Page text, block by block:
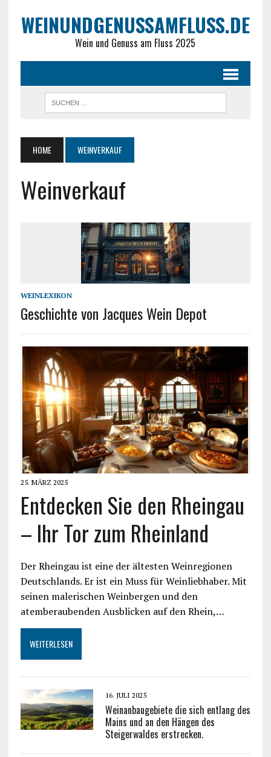
WEINUNDGENUSSAMFLUSS.DE
Wein und Genuss am Fluss 2025
HOME WEINVERKAUF
Weinverkauf
WEINLEXIKON
Geschichte von Jacques Wein Depot
25. MÄRZ 2025
Entdecken Sie den Rheingau
– Ihr Tor zum Rheinland
Der Rheingau ist eine der ältesten Weinregionen
Deutschlands. Er ist ein Muss für Weinliebhaber. Mit
seinen malerischen Weinbergen und den
atemberaubenden Ausblicken auf den Rhein,…
WEITERLESEN
16. JULI 2025
Weinanbaugebiete die sich entlang des
Mains und an den Hängen des
Steigerwaldes erstrecken.